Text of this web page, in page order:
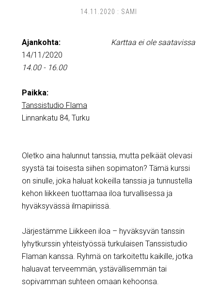
14.11.2020 : SAMI
Karttaa ei ole saatavissa
Ajankohta:
14/11/2020
14.00 - 16.00
Paikka:
Tanssistudio Flama
Linnankatu 84, Turku
Oletko aina halunnut tanssia, mutta pelkäät olevasi
syystä tai toisesta siihen sopimaton? Tämä kurssi
on sinulle, joka haluat kokeilla tanssia ja tunnustella
kehon liikkeen tuottamaa iloa turvallisessa ja
hyväksyvässä ilmapiirissä.
Järjestämme Liikkeen iloa – hyväksyvän tanssin
lyhytkurssin yhteistyössä turkulaisen Tanssistudio
Flaman kanssa. Ryhmä on tarkoitettu kaikille, jotka
haluavat terveemmän, ystävällisemmän tai
sopivamman suhteen omaan kehoonsa.